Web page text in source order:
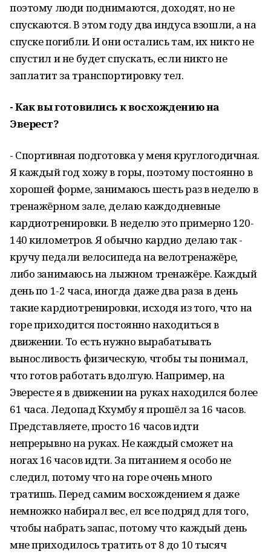
поэтому люди поднимаются, доходят, но не
спускаются. В этом году два индуса взошли, а на
спуске погибли. И они остались там, их никто не
спустил и не будет спускать, если никто не
заплатит за транспортировку тел.
- Как вы готовились к восхождению на
Эверест?
- Спортивная подготовка у меня круглогодичная.
Я каждый год хожу в горы, поэтому постоянно в
хорошей форме, занимаюсь шесть раз в неделю в
тренажёрном зале, делаю каждодневные
кардиотренировки. В неделю это примерно 120-
140 километров. Я обычно кардио делаю так -
кручу педали велосипеда на велотренажёре,
либо занимаюсь на лыжном тренажёре. Каждый
день по 1-2 часа, иногда даже два раза в день
такие кардиотренировки, исходя из того, что на
горе приходится постоянно находиться в
движении. То есть нужно вырабатывать
выносливость физическую, чтобы ты понимал,
что готов работать вдолгую. Например, на
Эвересте я в движении на руках находился более
61 часа. Ледопад Кхумбу я прошёл за 16 часов.
Представляете, просто 16 часов идти
непрерывно на руках. Не каждый сможет на
ногах 16 часов идти. За питанием я особо не
следил, потому что на горе очень много
тратишь. Перед самим восхождением я даже
немножко набирал вес, ел все подряд для того,
чтобы набрать запас, потому что каждый день
мне приходилось тратить от 8 до 10 тысяч